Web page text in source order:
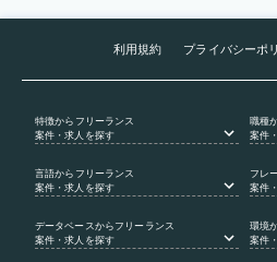
利用規約 プライバシーポ
特徴からフリーランス
案件・求人を探す
職種
案件
言語からフリーランス
案件・求人を探す
フレ
案件
データベース からフリーランス
案件・求人を探す
環境
案件